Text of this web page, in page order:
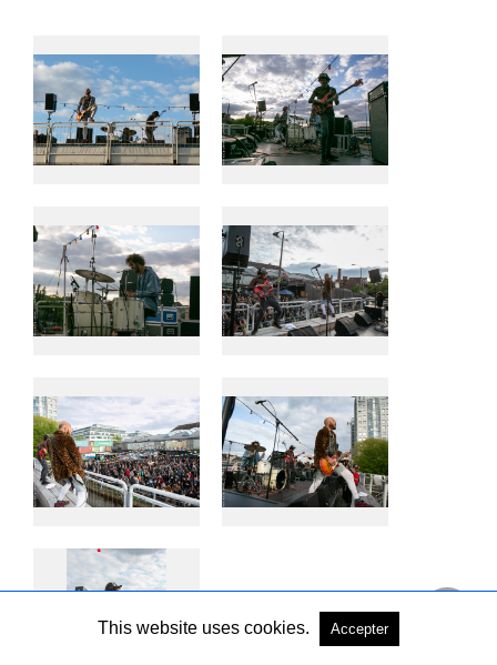
This website uses cookies. Accepter